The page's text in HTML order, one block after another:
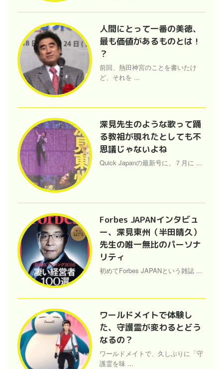
人間にとって一番の美徳、
最も価値があるものとは !
？
前回、熱田神宮のことを書いたけ
ど、それを ...
深見先生のような歌って踊
る教祖が現れたとしても不
思議じゃないよね
Quick Japanの最新号に、７月に ...
Forbes JAPANインタビュ
ー、深見東州（半田晴久）
先生の唯一無比のパーソナ
リティ
初めてForbes JAPANという雑誌 ...
ワールドメイトで体験し
た、守護霊が変わるとどう
なるの？
ワールドメイトで、久しぶりに「守
護霊を味 ...